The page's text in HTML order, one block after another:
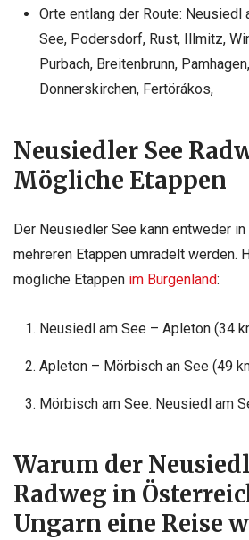
Orte entlang der Route: Neusiedl
See, Podersdorf, Rust, Illmitz,
Purbach, Breitenbrunn, Pamhagen,
Donnerskirchen, Fertörákos,
Neusiedler See
Mögliche Etappen
Der Neusiedler See kann entweder
mehreren Etappen umradelt werden.
mögliche Etappen im Burgenland:
Neusiedl am See – Apleton (34
Apleton – Mörbisch an See (49
Mörbisch am See. Neusiedl am
Warum der
Radweg in
Ungarn eine Reise